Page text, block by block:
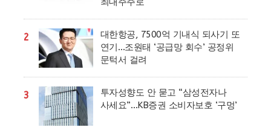
2
대한항공, 7500억 기내식 되사기 또
연기…조원태 ‘공급망 회수’ 공정위
문턱서 걸려
3
투자성향도 안 묻고 “삼성전자나
사세요”…KB증권 소비자보호 ‘구멍’